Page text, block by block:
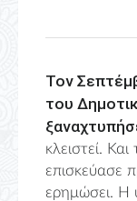
Τον
του
κλειστεί.
επισκεύασε
ερημώσει. Η